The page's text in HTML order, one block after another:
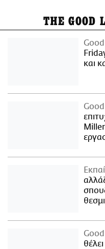
THE GOOD
και